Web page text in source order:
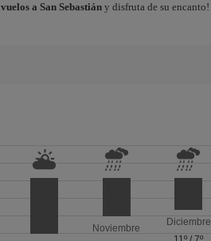
a San Sebastiány disfruta de su encanto!
Noviembre
Diciembre